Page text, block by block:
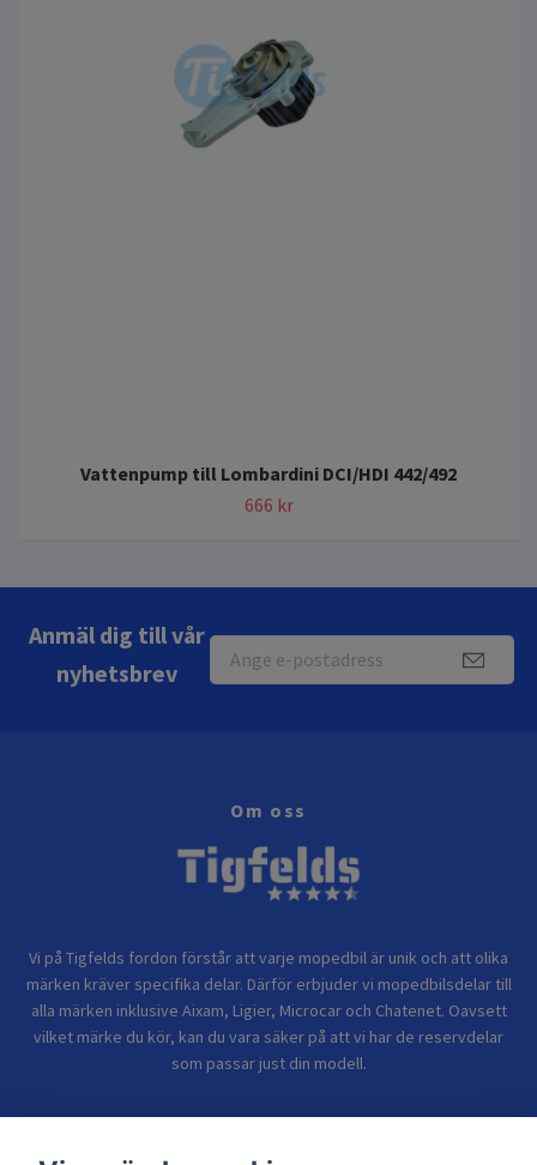
Vattenpump till Lombardini DCI/HDI 442/492
666 kr
Anmäl dig till vår
nyhetsbrev
Om oss
Vi på Tigfelds fordon förstår att varje mopedbil är unik och att olika
märken kräver specifika delar. Därför erbjuder vi mopedbilsdelar till
alla märken inklusive Aixam, Ligier, Microcar och Chatenet. Oavsett
vilket märke du kör, kan du vara säker på att vi har de reservdelar
som passar just din modell.